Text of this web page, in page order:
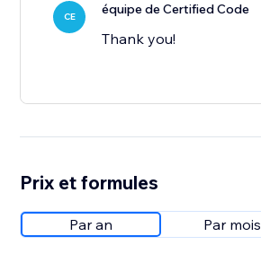
CE équipe de Certified Code
Thank you!
Prix et formules
Par an Par mois